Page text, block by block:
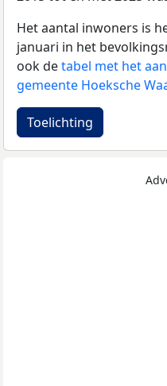
Het aantal inwoners is
januari in het
ook detabel met het
gemeente Hoeksche
Toelichting